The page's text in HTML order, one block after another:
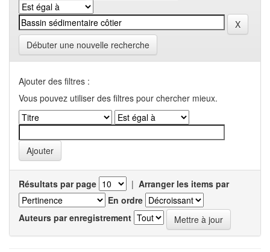
Débuter une nouvelle recherche
Ajouter des filtres :
Vous pouvez utiliser des filtres pour chercher mieux.
Résultats par page | Arranger les items par
En ordre
Auteurs par enregistrement